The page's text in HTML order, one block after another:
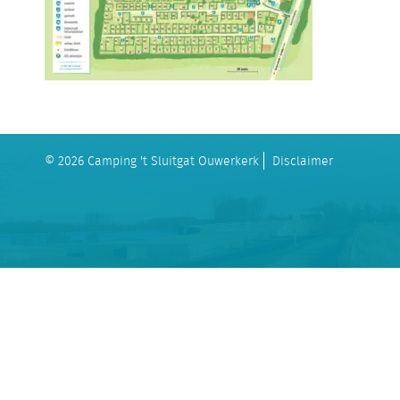
© 2026 Camping 't Sluitgat Ouwerkerk Disclaimer